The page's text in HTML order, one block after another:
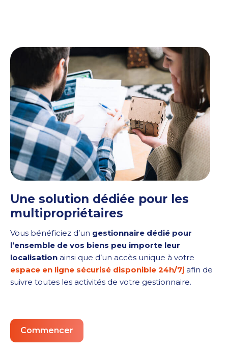
Une solution dédiée pour les
multipropriétaires
Vous bénéficiez d’un gestionnaire dédié pour
l’ensemble de vos biens peu importe leur
localisation ainsi que d’un accès unique à votre
espace en ligne sécurisé disponible 24h/7j afin de
suivre toutes les activités de votre gestionnaire.
Commencer